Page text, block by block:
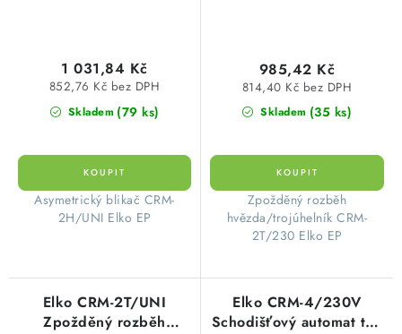
Skladem (79 ks)
852,76 Kč bez DPH
1 031,84 Kč
Asymetrický blikač CRM-
2H/UNI Elko EP
Skladem (35 ks)
814,40 Kč bez DPH
985,42 Kč
Zpožděný rozběh
hvězda/trojúhelník CRM-
2T/230 Elko EP
Elko CRM-2T/UNI
Zpožděný rozběh
Elko CRM-4/230V
Schodišťový automat typ